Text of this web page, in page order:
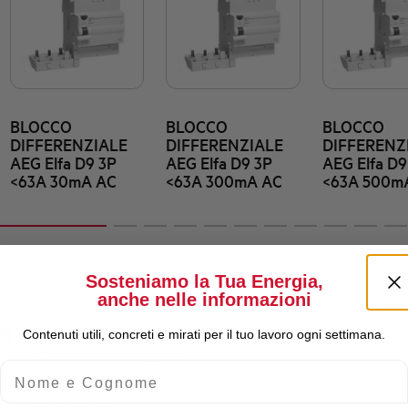
BLOCCO
DIFFERENZIALE
AEG Elfa D9 3P
<63A 30mA AC
BLOCCO
DIFFERENZIALE
AEG Elfa D9 3P
<63A 300mA AC
BLOCCO
AEG Elfa
<63A
Sosteniamo la Tua Energia,
anche nelle informazioni
Contenuti utili, concreti e mirati per il tuo lavoro ogni settimana.